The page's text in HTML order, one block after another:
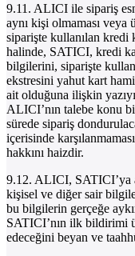
9.11. ALICI ile sipariş
aynı kişi olmaması
siparişte kullanılan kredi
halinde, SATICI, kredi
bilgilerini, siparişte
ekstresini yahut kart
ait olduğuna ilişkin
ALICI’nın talebe konu
sürede sipariş
içerisinde
hakkını haizdir.
9.12. ALICI, SATICI’ya
kişisel ve diğer sair
bu bilgilerin gerçeğe
SATICI’nın ilk bildirimi
edeceğini beyan ve